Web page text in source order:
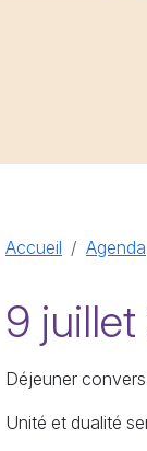
Accueil Agenda
9 juillet
Déjeuner
Unité et dualité